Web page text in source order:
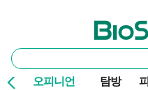
바이오스펙
통
합
검
오피니언 탐방